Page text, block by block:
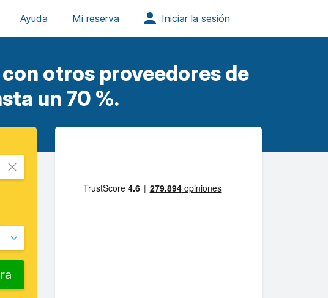
otros proveedores de
un 70 %.